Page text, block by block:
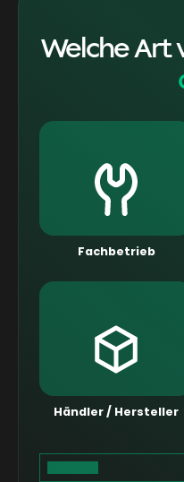
Welche Art
Fachbetrieb
Händler / Hersteller